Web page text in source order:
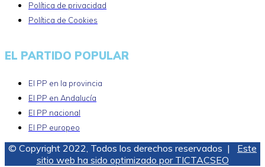
Política de privacidad
Política de Cookies
EL PARTIDO POPULAR
El PP en la provincia
El PP en Andalucía
El PP nacional
El PP europeo
© Copyright 2022, Todos los derechos reservados | Este
sitio web ha sido optimizado por TICTACSEO